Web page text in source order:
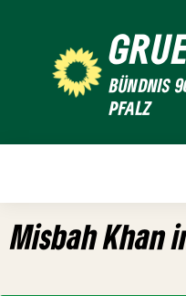
BÜNDNIS
PFALZ
Misbah Khan